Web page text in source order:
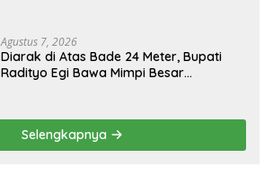
Agustus 7, 2026
Diarak di Atas Bade 24 Meter, Bupati
Radityo Egi Bawa Mimpi Besar
Selengkapnya